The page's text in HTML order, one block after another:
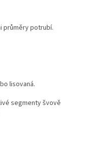
průměry potrubí.
lisovaná.
segmenty švově